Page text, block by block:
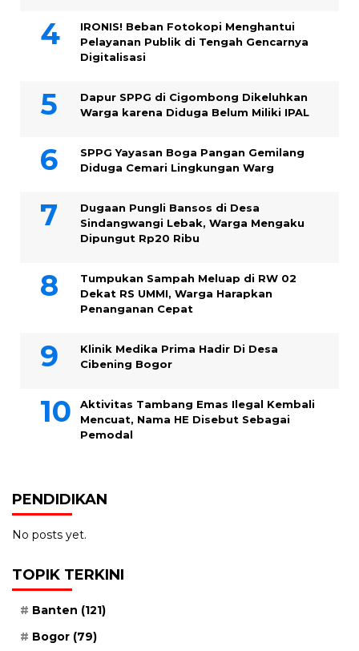
IRONIS! Beban Fotokopi Menghantui
Pelayanan Publik di Tengah Gencarnya
Digitalisasi
Dapur SPPG di Cigombong Dikeluhkan
Warga karena Diduga Belum Miliki IPAL
SPPG Yayasan Boga Pangan Gemilang
Diduga Cemari Lingkungan Warg
Dugaan Pungli Bansos di Desa
Sindangwangi Lebak, Warga Mengaku
Dipungut Rp20 Ribu
Tumpukan Sampah Meluap di RW 02
Dekat RS UMMI, Warga Harapkan
Penanganan Cepat
Klinik Medika Prima Hadir Di Desa
Cibening Bogor
Aktivitas Tambang Emas Ilegal Kembali
Mencuat, Nama HE Disebut Sebagai
Pemodal
PENDIDIKAN
No posts yet.
TOPIK TERKINI
Banten (121)
Bogor (79)